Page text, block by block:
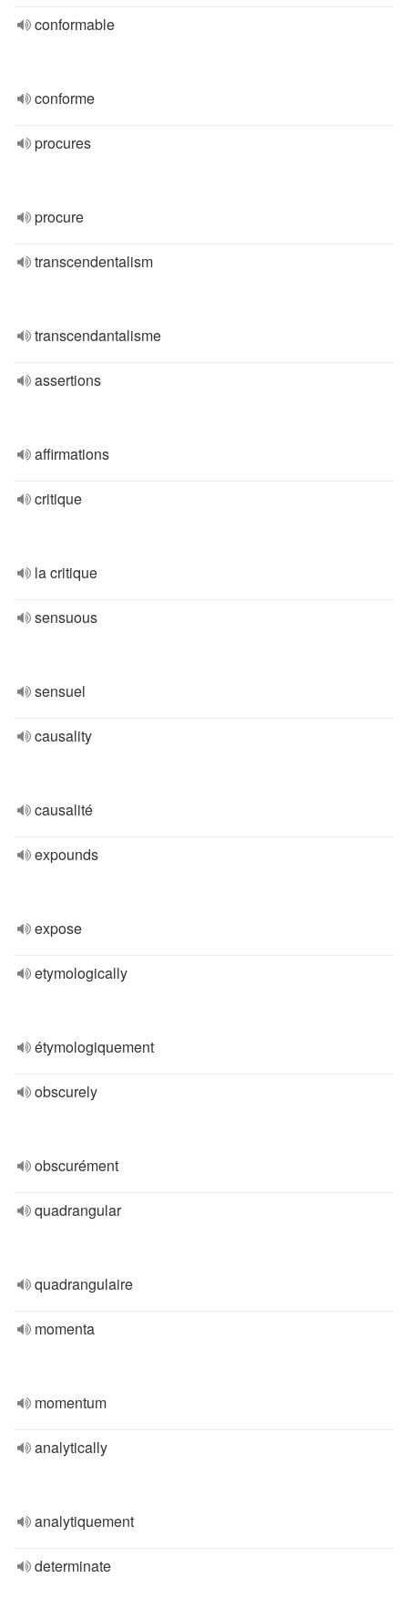
conformable
conforme
procures
procure
transcendentalism
transcendantalisme
assertions
affirmations
critique
la critique
sensuous
sensuel
causality
causalité
expounds
expose
etymologically
étymologiquement
obscurely
obscurément
quadrangular
quadrangulaire
momenta
momentum
analytically
analytiquement
determinate